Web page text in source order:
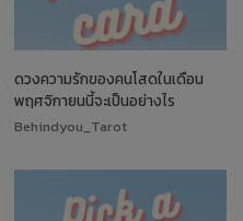
ดวงความรักของคนโสดในเดือน
พฤศจิกายนนี้จะเป็นอย่างไร
Behindyou_Tarot